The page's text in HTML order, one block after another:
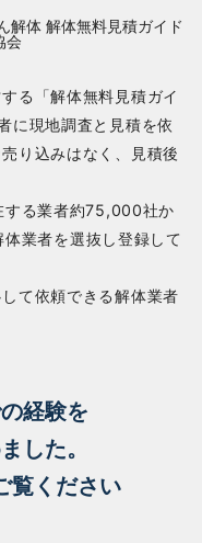
る「解体無料見積ガイ
に現地調査と見積を依
り込みはなく、見積後
する業者約75,000社か
業者を選抜し登録して
て依頼できる解体業者
経験を
した。
覧ください